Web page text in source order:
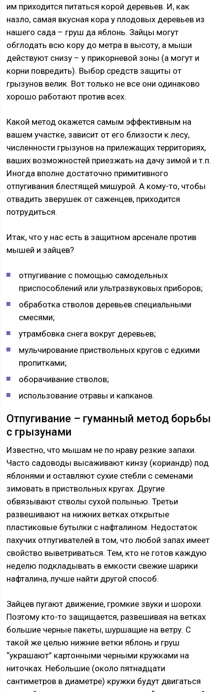
им приходится питаться корой деревьев. И, как
назло, самая вкусная кора у плодовых деревьев из
нашего сада – груш да яблонь. Зайцы могут
обглодать всю кору до метра в высоту, а мыши
действуют снизу – у прикорневой зоны (а могут и
корни повредить). Выбор средств защиты от
грызунов велик. Вот только не все они одинаково
хорошо работают против всех.
Какой метод окажется самым эффективным на
вашем участке, зависит от его близости к лесу,
численности грызунов на прилежащих территориях,
ваших возможностей приезжать на дачу зимой и т.п.
Иногда вполне достаточно примитивного
отпугивания блестящей мишурой. А кому-то, чтобы
отвадить зверушек от саженцев, приходится
потрудиться.
Итак, что у нас есть в защитном арсенале против
мышей и зайцев?
отпугивание с помощью самодельных
приспособлений или ультразвуковых приборов;
обработка стволов деревьев специальными
смесями;
утрамбовка снега вокруг деревьев;
мульчирование приствольных кругов с едкими
пропитками;
оборачивание стволов;
использование отравы и капканов.
Отпугивание – гуманный метод борьбы
с грызунами
Известно, что мышам не по нраву резкие запахи.
Часто садоводы высаживают кинзу (кориандр) под
яблонями и оставляют сухие стебли с семенами
зимовать в приствольных кругах. Другие
обвязывают стволы сухой полынью. Третьи
развешивают на нижних ветках открытые
пластиковые бутылки с нафталином. Недостаток
пахучих отпугивателей в том, что любой запах имеет
свойство выветриваться. Тем, кто не готов каждую
неделю подкладывать в емкости свежие шарики
нафталина, лучше найти другой способ.
Зайцев пугают движение, громкие звуки и шорохи.
Поэтому кто-то защищается, развешивая на ветках
большие черные пакеты, шуршащие на ветру. С
такой же целью нижние ветки яблонь и груш
“украшают” картонными черными кружками на
ниточках. Небольшие (около пятнадцати
сантиметров в диаметре) кружки будут двигаться